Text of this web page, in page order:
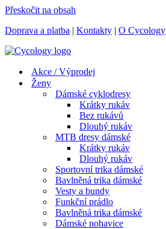
Přeskočit na obsah
Doprava a platba | Kontakty | O Cycology
Akce / Výprodej
Ženy
Dámské cyklodresy
Krátky rukáv
Bez rukávů
Dlouhý rukáv
MTB dresy dámské
Krátky rukáv
Dlouhý rukáv
Sportovní trika dámské
Bavlněná trika dámské
Vesty a bundy
Funkční prádlo
Bavlněná trika dámské
Dámské nohavice